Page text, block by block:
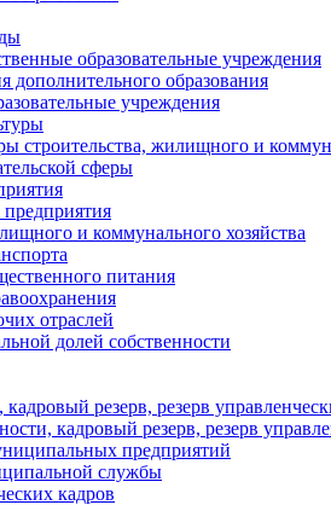
образовательные учреждения
дополнительного образования
учреждения
строительства, жилищного и
сферы
и коммунального хозяйства
питания
отраслей
долей собственности
резерв, резерв
кадровый резерв, резерв
предприятий
службы
кадров